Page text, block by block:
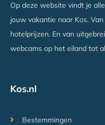
Op deze website vindt je
jouw vakantie naar Kos.
hotelprijzen. En van
webcams op het eiland tot
Kos.nl
Bestemmingen